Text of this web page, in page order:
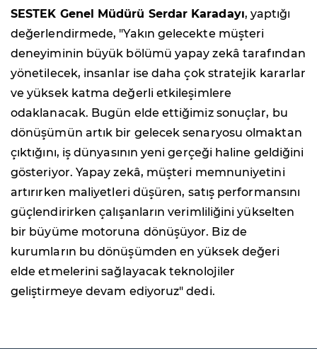
SESTEK Genel Müdürü Serdar Karadayı, yaptığı
değerlendirmede, "Yakın gelecekte müşteri
deneyiminin büyük bölümü yapay zekâ tarafından
yönetilecek, insanlar ise daha çok stratejik kararlar
ve yüksek katma değerli etkileşimlere
odaklanacak. Bugün elde ettiğimiz sonuçlar, bu
dönüşümün artık bir gelecek senaryosu olmaktan
çıktığını, iş dünyasının yeni gerçeği haline geldiğini
gösteriyor. Yapay zekâ, müşteri memnuniyetini
artırırken maliyetleri düşüren, satış performansını
güçlendirirken çalışanların verimliliğini yükselten
bir büyüme motoruna dönüşüyor. Biz de
kurumların bu dönüşümden en yüksek değeri
elde etmelerini sağlayacak teknolojiler
geliştirmeye devam ediyoruz" dedi.